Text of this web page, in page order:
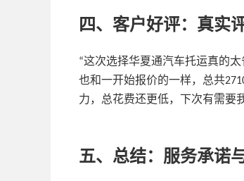
四、客户好评：真实
“这次选择华夏通汽车托运真的
也和一开始报价的一样，总共
力，总花费还更低，下次有需要
五、总结：服务承诺